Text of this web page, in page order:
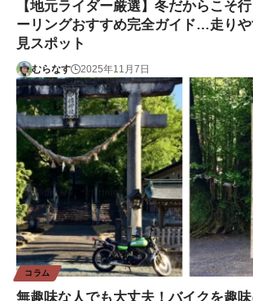
【地元ライダー厳選】冬だからこそ
ーリングおすすめ完全ガイド…走り
見スポット
むらなす 2025年11月7日
コラム
無趣味な人でも大丈夫！バイクを趣